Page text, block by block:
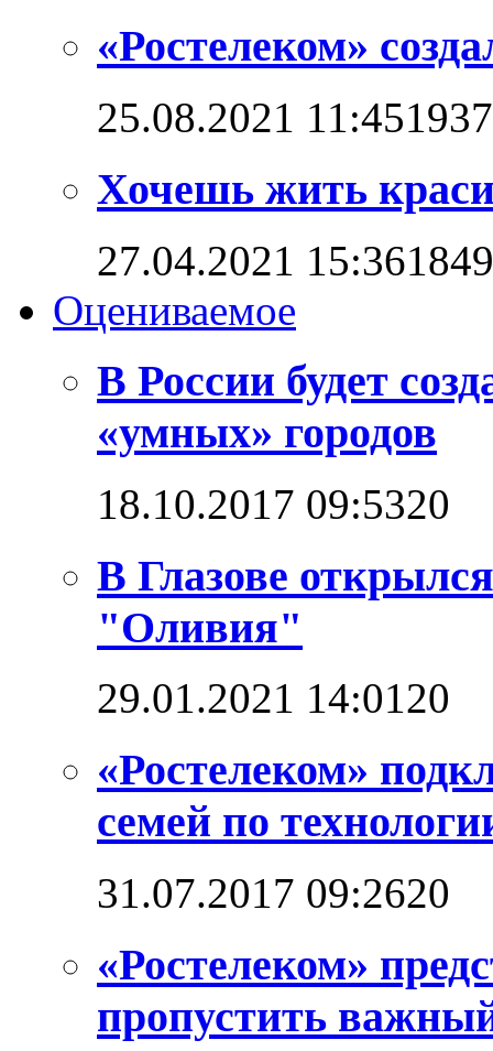
«Ростелеком»
25.08.2021 11:45
Хочешь жить
27.04.2021 15:36
Оцениваемое
В России будет
«умных» городов
18.10.2017 09:5320
В Глазове
"Оливия"
29.01.2021 14:0120
«Ростелеком»
семей по
31.07.2017 09:2620
«Ростелеком»
пропустить